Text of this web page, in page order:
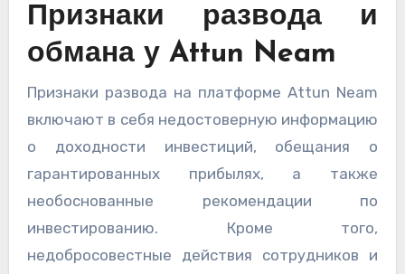
Признаки развода и
обмана у Attun Neam
Признаки развода на платформе Attun Neam
включают в себя недостоверную информацию
о доходности инвестиций, обещания о
гарантированных прибылях, а также
необоснованные рекомендации по
инвестированию. Кроме того,
недобросовестные действия сотрудников и